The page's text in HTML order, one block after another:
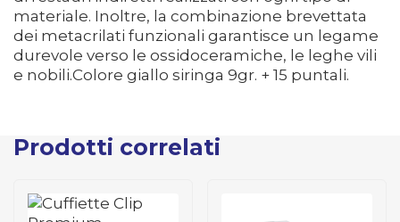
materiale. Inoltre, la combinazione brevettata
dei metacrilati funzionali garantisce un legame
durevole verso le ossidoceramiche, le leghe vili
e nobili.Colore giallo siringa 9gr. + 15 puntali.
Prodotti correlati